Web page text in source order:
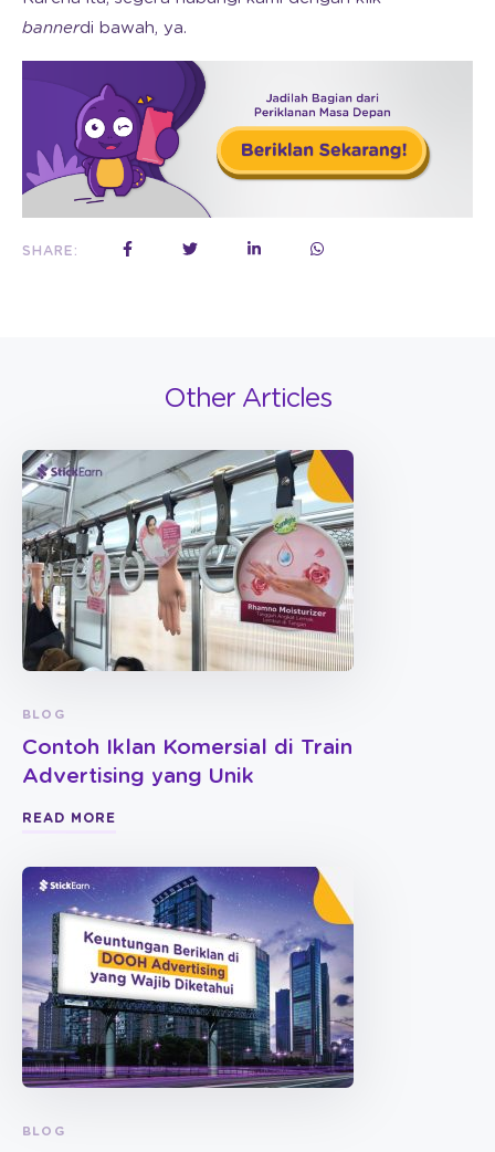
bannerdi bawah, ya.
SHARE:
Other Articles
BLOG
Contoh Iklan Komersial di Train
Advertising yang Unik
READ MORE
BLOG